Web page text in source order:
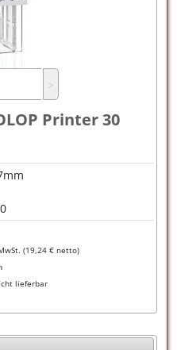
˃
Printer 30
(19,24€ netto)
lieferbar